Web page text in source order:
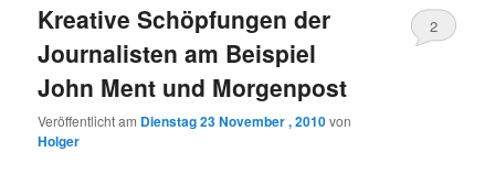
Kreative Schöpfungen der
Journalisten am Beispiel
John Ment und Morgenpost
Veröffentlicht am Dienstag 23 November , 2010von
Holger
2